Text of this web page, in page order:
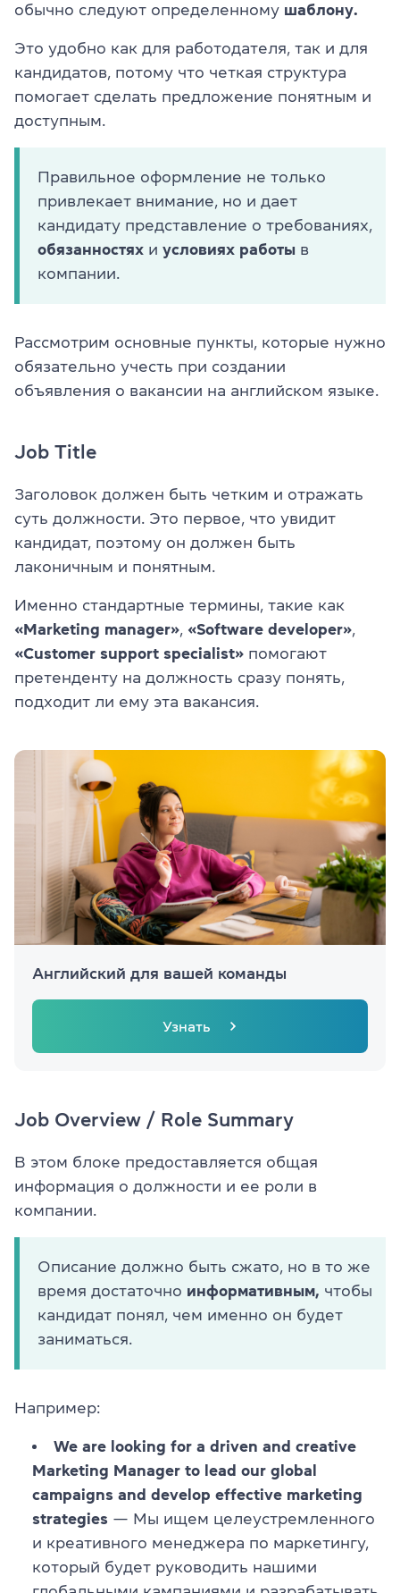
обычно следуют определенному шаблону.
Это удобно как для работодателя, так и для
кандидатов, потому что четкая структура
помогает сделать предложение понятным и
доступным.
Правильное оформление не только
привлекает внимание, но и дает
кандидату представление о требованиях,
обязанностях и условиях работы в
компании.
Рассмотрим основные пункты, которые нужно
обязательно учесть при создании
объявления о вакансии на английском языке.
Job Title
Заголовок должен быть четким и отражать
суть должности. Это первое, что увидит
кандидат, поэтому он должен быть
лаконичным и понятным.
Именно стандартные термины, такие как
«Marketing manager» «Software developer»
«Customer support specialist» помогают
претенденту на должность сразу понять,
подходит ли ему эта вакансия.
Английский для вашей команды
Узнать
Job Overview / Role Summary
В этом блоке предоставляется общая
информация о должности и ее роли в
компании.
Описание должно быть сжато, но в то же
время достаточно информативным, чтобы
кандидат понял, чем именно он будет
заниматься.
Например:
We are looking for a driven and creative
Marketing Manager to lead our global
campaigns and develop effective marketing
strategies — Мы ищем целеустремленного
и креативного менеджера по маркетингу,
который будет руководить нашими